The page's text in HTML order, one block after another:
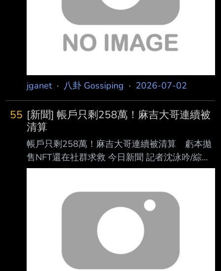
，當年曾被他把白膠擠在頭上，相關行徑被指嚴
重失序，也讓受害者留下難以抹滅的心理創
傷。 選戰才開打就爆黑歷史 遭控霸凌同學、
辱喊「阿醜」 綜合媒體報導， 廣洋目前擔任母
jganet· 八卦 Gossiping · 2026-07-02
55 [新聞] 帳戶只剩258萬！麻吉大哥連續被
清算
帳戶只剩258萬！麻吉大哥連續被清算 虧本拋
售NFT還在社群求救 今日新聞 記者沈泳吟/綜合
報導 台灣藝人「麻吉大哥」黃立成近期在加密
台 「Lookonchain」28日披露，黃立成疑似因資
金周轉壓力，正在虧本拋售手中持有的「無聊
猿」NFT，單月虧損更高達243萬美元（約新台
幣7,742萬元），帳戶餘額已急速縮水至僅剩8
.1萬美元（約新台幣258萬元），讓網友紛紛留
言看戲。 一個月賣34個NFT換399枚以太幣 最